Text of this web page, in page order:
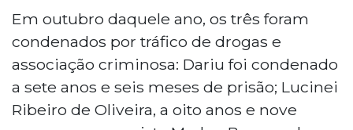
Em outubro daquele ano, os três foram
condenados por tráfico de drogas e
associação criminosa: Dariu foi condenado
a sete anos e seis meses de prisão; Lucinei
Ribeiro de Oliveira, a oito anos e nove